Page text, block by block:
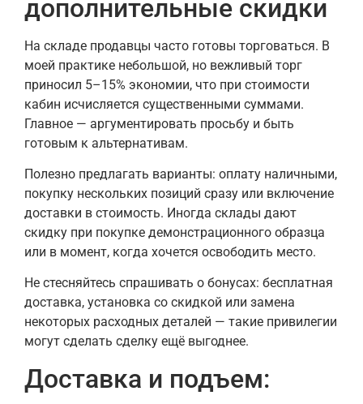
дополнительные скидки
На складе продавцы часто готовы торговаться. В
моей практике небольшой, но вежливый торг
приносил 5–15% экономии, что при стоимости
кабин исчисляется существенными суммами.
Главное — аргументировать просьбу и быть
готовым к альтернативам.
Полезно предлагать варианты: оплату наличными,
покупку нескольких позиций сразу или включение
доставки в стоимость. Иногда склады дают
скидку при покупке демонстрационного образца
или в момент, когда хочется освободить место.
Не стесняйтесь спрашивать о бонусах: бесплатная
доставка, установка со скидкой или замена
некоторых расходных деталей — такие привилегии
могут сделать сделку ещё выгоднее.
Доставка и подъем: